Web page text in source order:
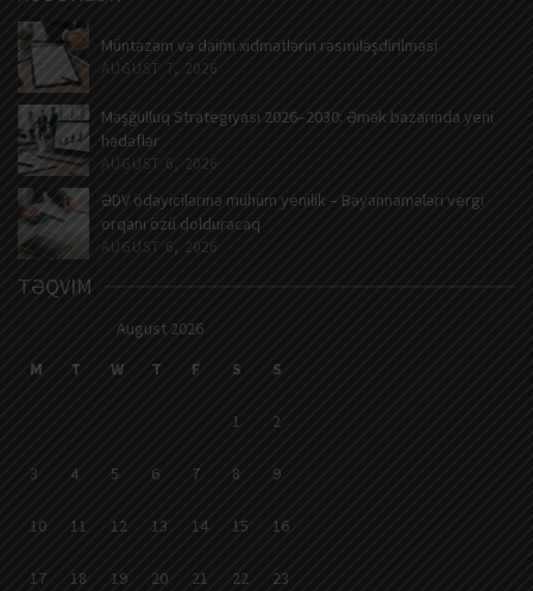
Müntəzəm və daimi xidmətlərin rəsmiləşdirilməsi
AUGUST 7, 2026
Məşğulluq Strategiyası 2026–2030: Əmək bazarında yeni
hədəflər
AUGUST 6, 2026
ƏDV ödəyicilərinə mühüm yenilik – Bəyannamələri vergi
orqanı özü dolduracaq
AUGUST 6, 2026
TƏQVIM
August 2026
M
T W T F S S
1 2
3 4 5 6 7 8 9
10 11 12 13 14 15 16
17 18 19 20 21 22 23